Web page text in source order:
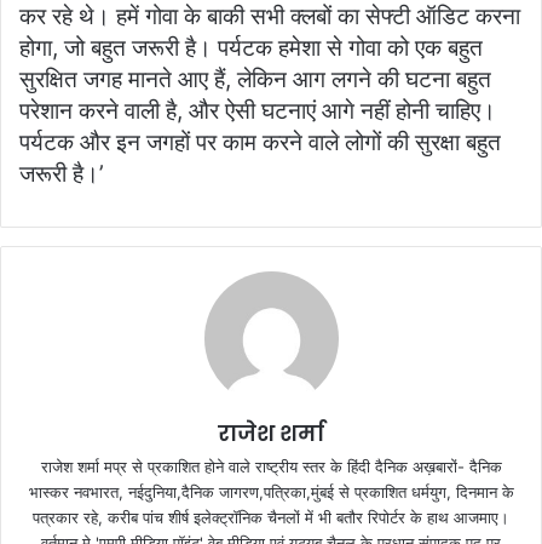
कर रहे थे। हमें गोवा के बाकी सभी क्लबों का सेफ्टी ऑडिट करना
होगा, जो बहुत जरूरी है। पर्यटक हमेशा से गोवा को एक बहुत
सुरक्षित जगह मानते आए हैं, लेकिन आग लगने की घटना बहुत
परेशान करने वाली है, और ऐसी घटनाएं आगे नहीं होनी चाहिए।
पर्यटक और इन जगहों पर काम करने वाले लोगों की सुरक्षा बहुत
जरूरी है।’
राजेश शर्मा
राजेश शर्मा मप्र से प्रकाशित होने वाले राष्ट्रीय स्तर के हिंदी दैनिक अख़बारों- दैनिक
भास्कर नवभारत, नईदुनिया,दैनिक जागरण,पत्रिका,मुंबई से प्रकाशित धर्मयुग, दिनमान के
पत्रकार रहे, करीब पांच शीर्ष इलेक्ट्रॉनिक चैनलों में भी बतौर रिपोर्टर के हाथ आजमाए।